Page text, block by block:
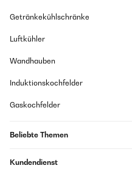
Getränkekühlschränke
Luftkühler
Wandhauben
Induktionskochfelder
Gaskochfelder
Beliebte Themen
Kundendienst